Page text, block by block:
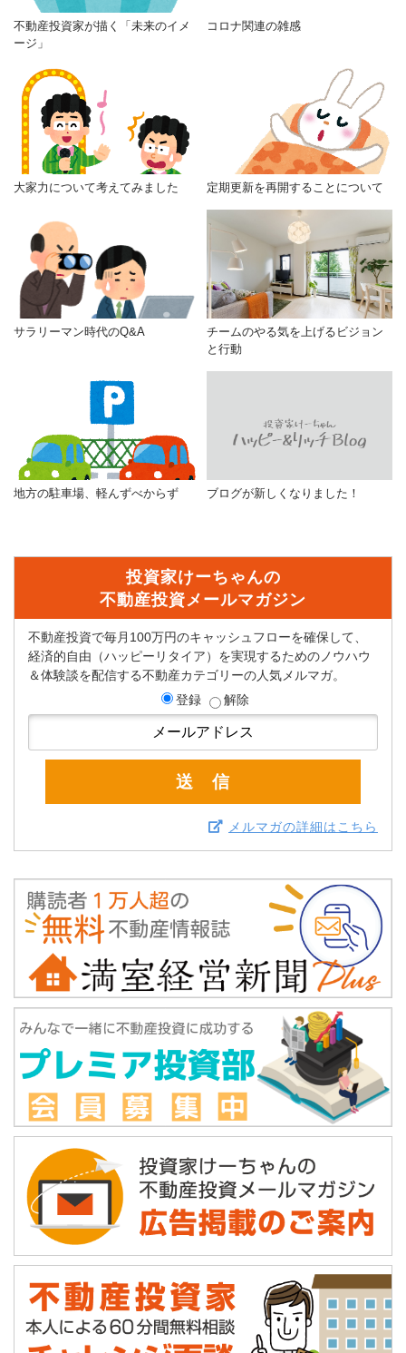
不動産投資家が描く「未来のイメ
ージ」
コロナ関連の雑感
大家力について考えてみました 定期更新を再開することについて
サラリーマン時代のQ&A
チームのやる気を上げるビジョン
と行動
地方の駐車場、軽んずべからず ブログが新しくなりました！
投資家けーちゃんの
不動産投資メールマガジン
不動産投資で毎月100万円のキャッシュフローを確保して、
経済的自由（ハッピーリタイア）を実現するためのノウハウ
＆体験談を配信する不動産カテゴリーの人気メルマガ。
登録
解除
メルマガの詳細はこちら